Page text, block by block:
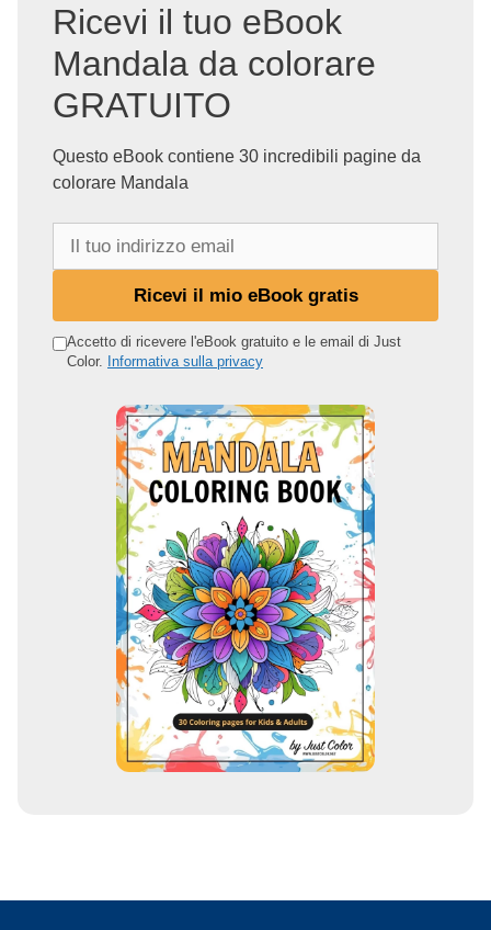
Ricevi il tuo eBook
Mandala da colorare
GRATUITO
Questo eBook contiene 30 incredibili pagine da
colorare Mandala
o
Ricevi il mio eBook gratis
Accetto di ricevere l'eBook gratuito e le email di Just
Color. Informativa sulla privacy